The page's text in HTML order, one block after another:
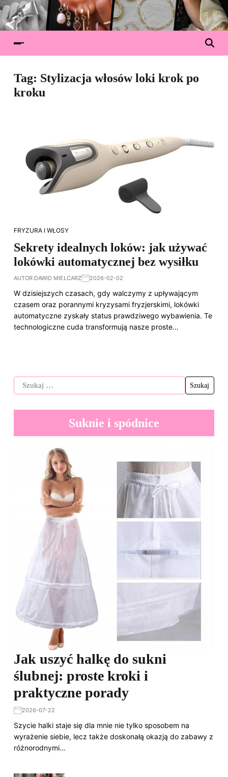
Tag: Stylizacja włosów loki krok po
kroku
FRYZURA I WŁOSY
Sekrety idealnych loków: jak używać
lokówki automatycznej bez wysiłku
AUTOR:DAWID MIELCARZ 2026-02-02
W dzisiejszych czasach, gdy walczymy z upływającym
czasem oraz porannymi kryzysami fryzjerskimi, lokówki
automatyczne zyskały status prawdziwego wybawienia. Te
technologiczne cuda transformują nasze proste…
Suknie i spódnice
Jak uszyć halkę do sukni
ślubnej: proste kroki i
praktyczne porady
2026-07-22
Szycie halki staje się dla mnie nie tylko sposobem na
wyrażenie siebie, lecz także doskonałą okazją do zabawy z
różnorodnymi…